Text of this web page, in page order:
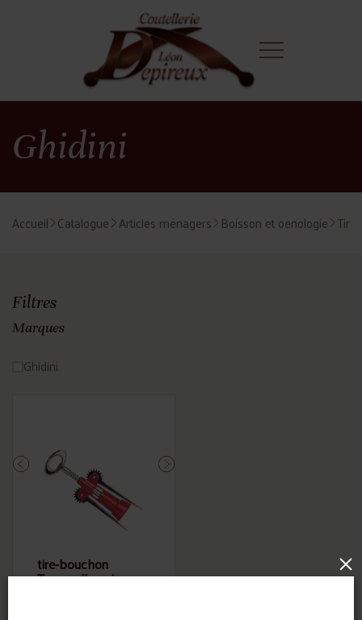
Ghidini
Accueil Catalogue Articles ménagers Boisson et oenologie
Filtres
Marques
Ghidini
tire-bouchon
Tavernello noir ou
×